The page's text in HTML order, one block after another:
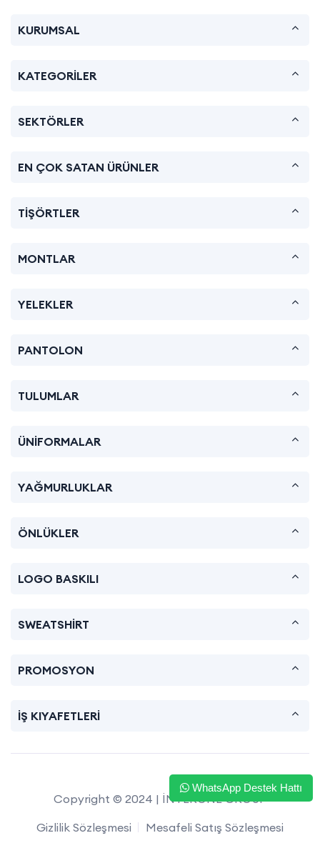
KURUMSAL
KATEGORİLER
SEKTÖRLER
EN ÇOK SATAN ÜRÜNLER
TİŞÖRTLER
MONTLAR
YELEKLER
PANTOLON
TULUMLAR
ÜNİFORMALAR
YAĞMURLUKLAR
ÖNLÜKLER
LOGO BASKILI
SWEATSHİRT
PROMOSYON
İŞ KIYAFETLERİ
Copyright © 2024 | İNTERONE GROUP
Gizlilik Sözleşmesi
Mesafeli Satış Sözleşmesi
WhatsApp Destek Hattı